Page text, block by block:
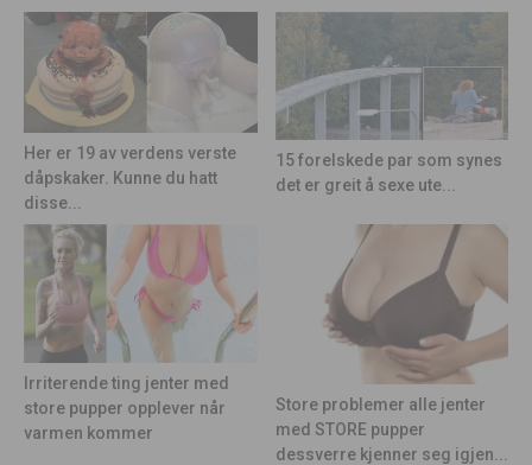
Her er 19 av verdens verste
dåpskaker. Kunne du hatt
disse...
15 forelskede par som synes
det er greit å sexe ute...
Irriterende ting jenter med
store pupper opplever når
varmen kommer
Store problemer alle jenter
med STORE pupper
dessverre kjenner seg igjen...